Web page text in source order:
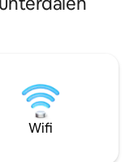
av stjärnor.
romantiska kupol
letar efter en
Boka nu innan
Wifi